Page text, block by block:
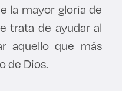
la mayor gloria de
trata de ayudar al
aquello que más
de Dios.